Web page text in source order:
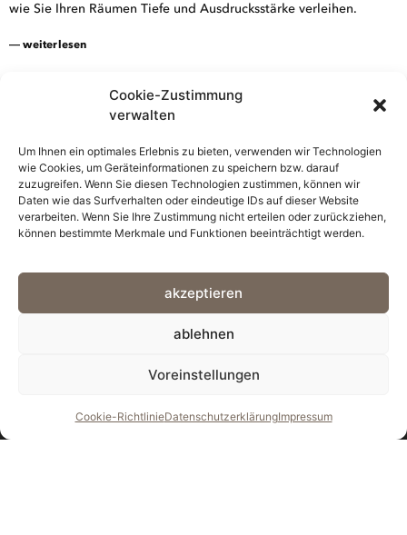
Cookie-Zustimmung
verwalten
Um Ihnen ein optimales Erlebnis zu bieten, verwenden wir Technologien
wie Cookies, um Geräteinformationen zu speichern bzw. darauf
zuzugreifen. Wenn Sie diesen Technologien zustimmen, können wir
Daten wie das Surfverhalten oder eindeutige IDs auf dieser Website
verarbeiten. Wenn Sie Ihre Zustimmung nicht erteilen oder zurückziehen,
können bestimmte Merkmale und Funktionen beeinträchtigt werden.
akzeptieren
ablehnen
Voreinstellungen
Cookie-RichtlinieDatenschutzerklärungImpressum
BACK TO TOP
wie Sie Ihren Räumen Tiefe und Ausdrucksstärke verleihen.
― weiterlesen
1 2 3 4 5
IMPRESSUM DATENSCHUTZ